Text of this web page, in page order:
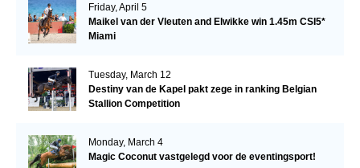
Friday, April 5
Maikel van der Vleuten and Elwikke win 1.45m CSI5*
Miami
Tuesday, March 12
Destiny van de Kapel pakt zege in ranking Belgian
Stallion Competition
Monday, March 4
Magic Coconut vastgelegd voor de eventingsport!